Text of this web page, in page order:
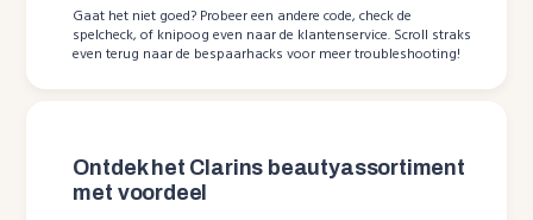
Gaat het niet goed? Probeer een andere code, check de
spelcheck, of knipoog even naar de klantenservice. Scroll straks
even terug naar de bespaarhacks voor meer troubleshooting!
Ontdek het Clarins beautyassortiment
met voordeel